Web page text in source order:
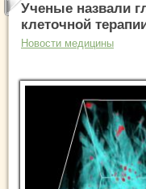
Ученые назвали
клеточной
Новости медицины